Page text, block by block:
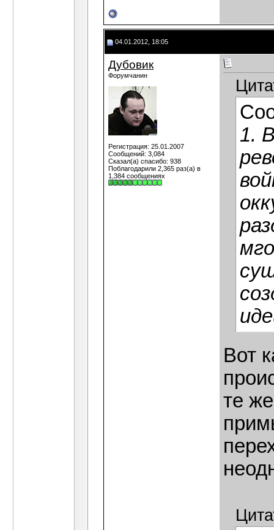
04.01.2012, 18:05
Дубовик
Форумчанин
Регистрация: 25.01.2007
Сообщений: 3,084
Сказал(а) спасибо: 938
Поблагодарили 2,365 раз(а) в
1,384 сообщениях
1.
Вот
те